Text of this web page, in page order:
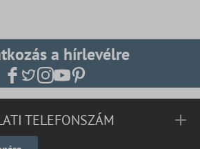
a hírlevélre
TELEFONSZÁM